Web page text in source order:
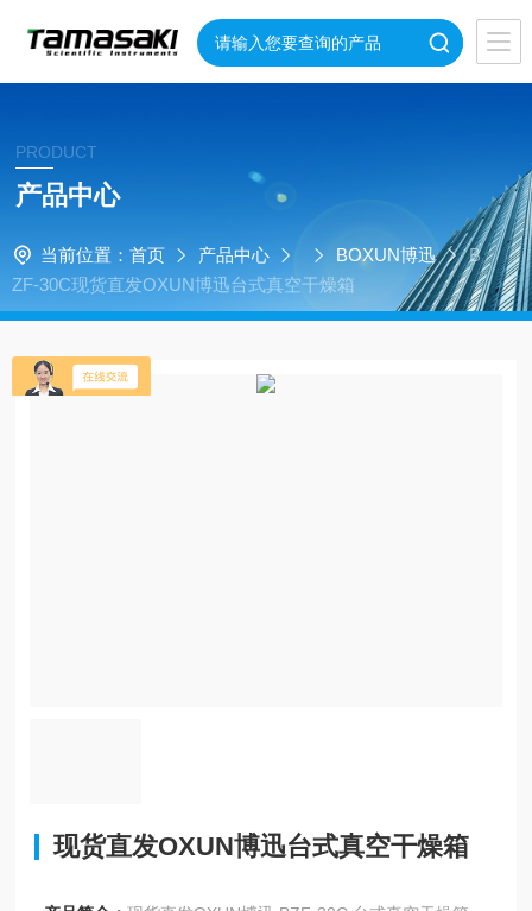
PRODUCT
产品中心
当前位置： 首页 产品中心 BOXUN博迅
B
ZF-30C现货直发OXUN博迅台式真空干燥箱
现货直发OXUN博迅台式真空干燥箱